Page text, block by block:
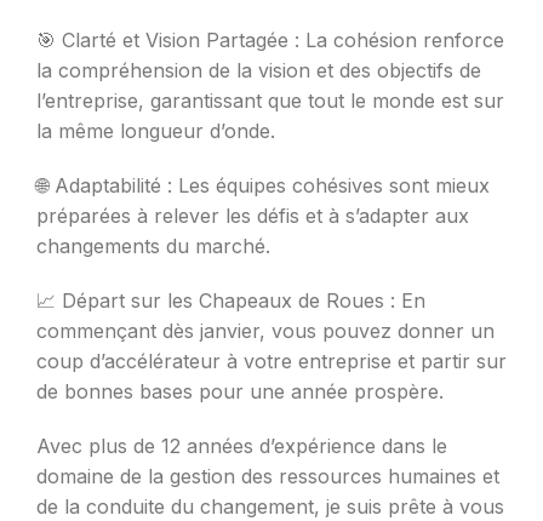
🎯 Clarté et Vision Partagée : La cohésion renforce
la compréhension de la vision et des objectifs de
l’entreprise, garantissant que tout le monde est sur
la même longueur d’onde.
🌐 Adaptabilité : Les équipes cohésives sont mieux
préparées à relever les défis et à s’adapter aux
changements du marché.
📈 Départ sur les Chapeaux de Roues : En
commençant dès janvier, vous pouvez donner un
coup d’accélérateur à votre entreprise et partir sur
de bonnes bases pour une année prospère.
Avec plus de 12 années d’expérience dans le
domaine de la gestion des ressources humaines et
de la conduite du changement, je suis prête à vous